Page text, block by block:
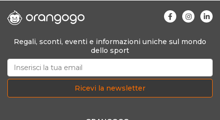
Regali, sconti, eventi e informazioni uniche sul mondo
dello sport
Ricevi la newsletter